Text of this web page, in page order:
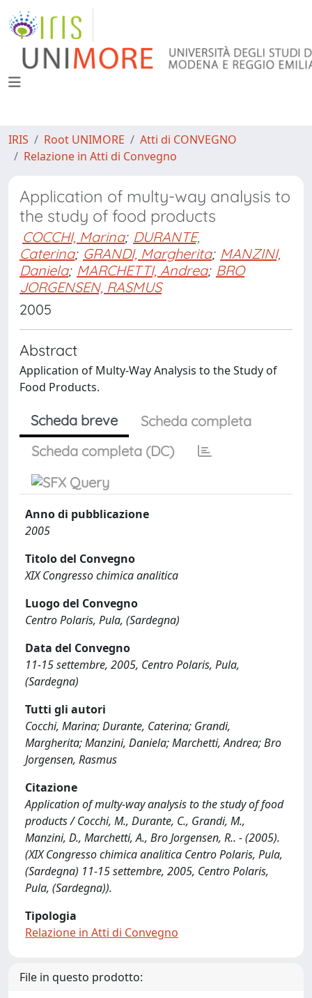
IRIS Root UNIMORE
Atti di CONVEGNO
Relazione in Atti di Convegno
Application of multy-way analysis to
the study of food products
COCCHI, Marina; DURANTE,
Caterina; GRANDI, Margherita; MANZINI,
Daniela; MARCHETTI, Andrea; BRO
JORGENSEN, RASMUS
2005
Abstract
Application of Multy-Way Analysis to the Study of
Food Products.
Scheda breve
Scheda completa
Scheda completa (DC)
Anno di pubblicazione
2005
Titolo del Convegno
XIX Congresso chimica analitica
Luogo del Convegno
Centro Polaris, Pula, (Sardegna)
Data del Convegno
11-15 settembre, 2005, Centro Polaris, Pula,
(Sardegna)
Tutti gli autori
Cocchi, Marina; Durante, Caterina; Grandi,
Margherita; Manzini, Daniela; Marchetti, Andrea; Bro
Jorgensen, Rasmus
Citazione
Application of multy-way analysis to the study of food
products / Cocchi, M., Durante, C., Grandi, M.,
Manzini, D., Marchetti, A., Bro Jorgensen, R.. - (2005).
(XIX Congresso chimica analitica Centro Polaris, Pula,
(Sardegna) 11-15 settembre, 2005, Centro Polaris,
Pula, (Sardegna)).
Tipologia
Relazione in Atti di Convegno
File in questo prodotto: